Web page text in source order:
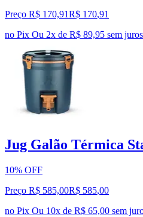
Preço R$ 170,91R$ 170,91
no Pix Ou 2x de R$ 89,95 sem juros
Jug Galão Térmica
10% OFF
Preço R$ 585,00R$ 585,00
no Pix Ou 10x de R$ 65,00 sem